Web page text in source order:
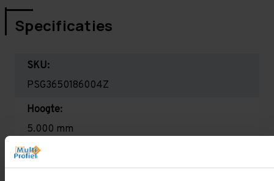
Specificaties
SKU:
PSG3650186004Z
Hoogte:
5.000 mm
Diepte: